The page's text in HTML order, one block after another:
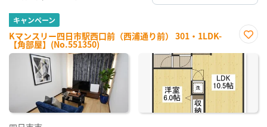
キャンペーン
Kマンスリー四日市駅西口前（西浦通り前） 301・1LDK-
【角部屋】(No.551350)
に入